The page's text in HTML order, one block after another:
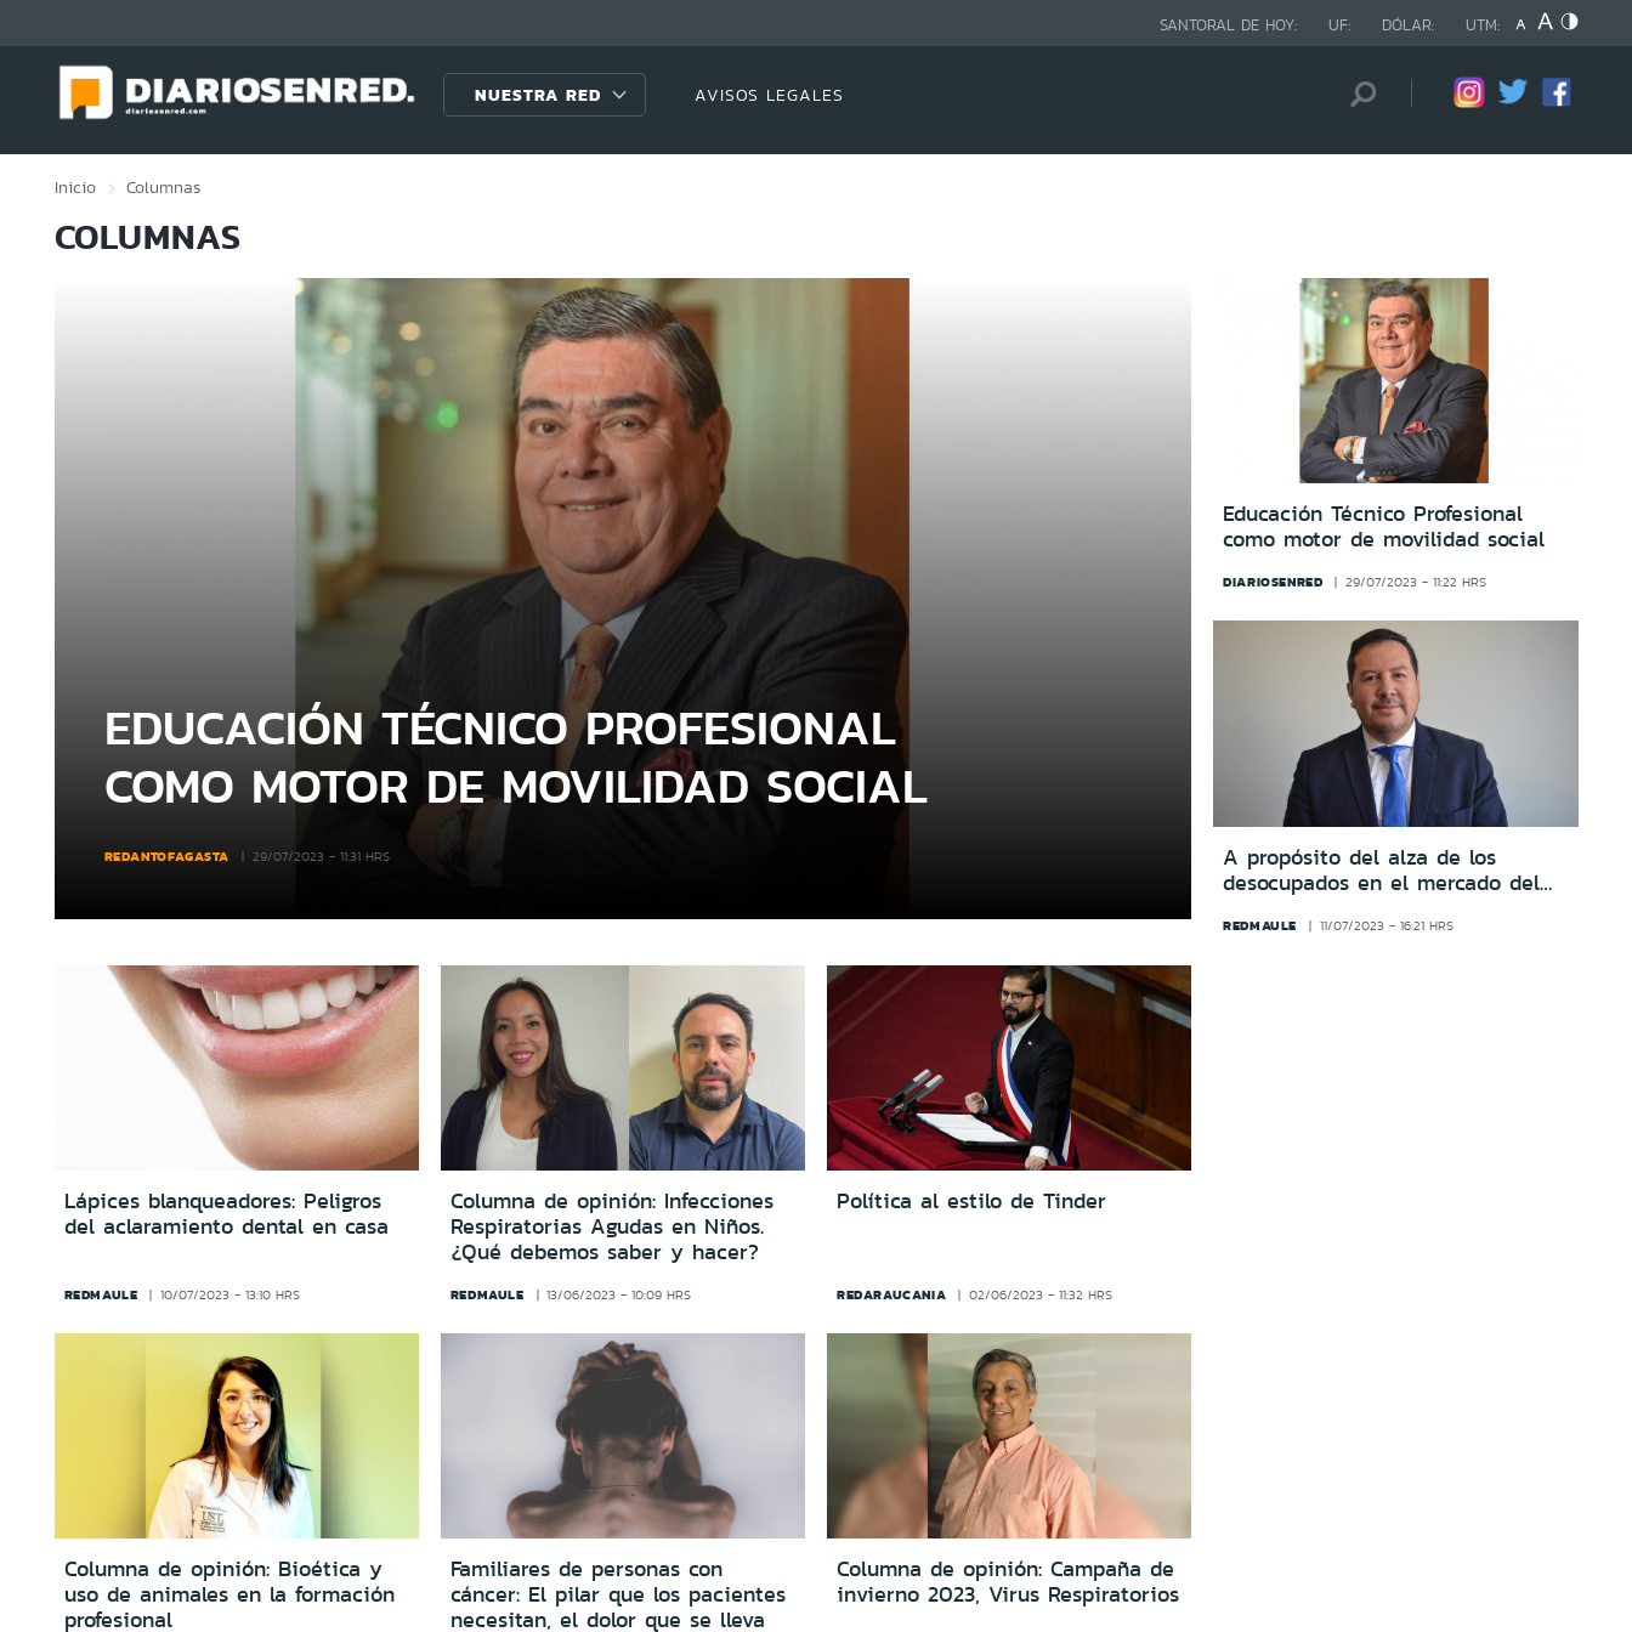
SANTORAL DE HOY: UF: DÓLAR: UTM:
NUESTRA RED AVISOS LEGALES
Inicio Columnas
COLUMNAS
EDUCACIÓN TÉCNICO PROFESIONAL
COMO MOTOR DE MOVILIDAD SOCIAL
REDANTOFAGASTA 29/07/2023 - 11:31 HRS
Educación Técnico Profesional
como motor de movilidad social
DIARIOSENRED 29/07/2023 - 11:22 HRS
A propósito del alza de los
desocupados en el mercado del
Empleabilidad?
REDMAULE 11/07/2023 - 16:21 HRS
Lápices blanqueadores: Peligros
del aclaramiento dental en casa
REDMAULE 10/07/2023 - 13:10 HRS
Columna de opinión: Infecciones
Respiratorias Agudas en Niños.
¿Qué debemos saber y hacer?
REDMAULE 13/06/2023 - 10:09 HRS
Política al estilo de Tinder
REDARAUCANIA 02/06/2023 - 11:32 HRS
Columna de opinión: Bioética y
uso de animales en la formación
profesional
Familiares de personas con
cáncer: El pilar que los pacientes
necesitan, el dolor que se lleva
Columna de opinión: Campaña de
invierno 2023, Virus Respiratorios